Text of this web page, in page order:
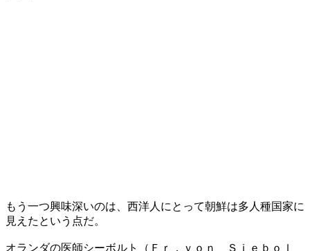
もう一つ興味深いのは、西洋人にとって朝鮮は多人種国家に
見えたという点だ。
オランダの医師シーボルト（Ｆｒ．ｖｏｎ Ｓｉｅｂｏｌ